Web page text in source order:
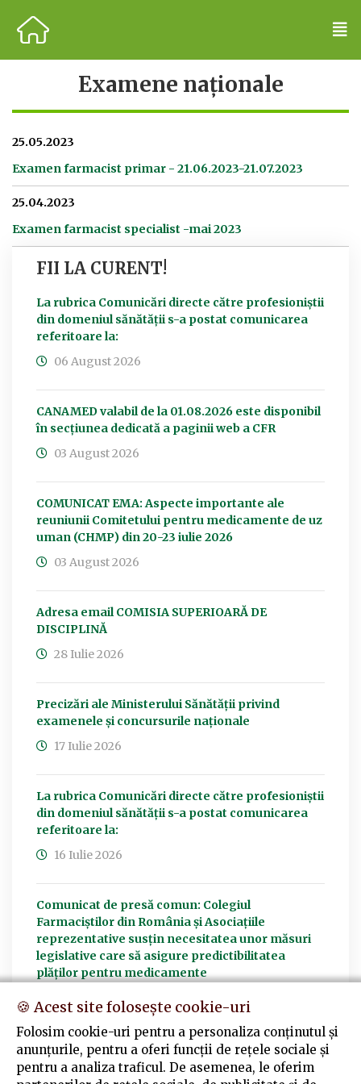
Examene naționale
25.05.2023
Examen farmacist primar - 21.06.2023-21.07.2023
25.04.2023
Examen farmacist specialist -mai 2023
FII LA CURENT!
La rubrica Comunicări directe către profesioniștii
din domeniul sănătății s-a postat comunicarea
referitoare la:
06 August 2026
CANAMED valabil de la 01.08.2026 este disponibil
în secțiunea dedicată a paginii web a CFR
03 August 2026
COMUNICAT EMA: Aspecte importante ale
reuniunii Comitetului pentru medicamente de uz
uman (CHMP) din 20-23 iulie 2026
03 August 2026
Adresa email COMISIA SUPERIOARĂ DE
DISCIPLINĂ
28 Iulie 2026
Precizări ale Ministerului Sănătății privind
examenele și concursurile naționale
17 Iulie 2026
La rubrica Comunicări directe către profesioniștii
din domeniul sănătății s-a postat comunicarea
referitoare la:
16 Iulie 2026
Comunicat de presă comun: Colegiul
Farmaciștilor din România și Asociațiile
reprezentative susțin necesitatea unor măsuri
legislative care să asigure predictibilitatea
plăților pentru medicamente
15 Iulie 2026
ACTUALIZĂRI ȘI NOUTĂȚI LEGISLATIVE
07 Iulie 2026
🍪 Acest site folosește cookie-uri
Folosim cookie-uri pentru a personaliza conținutul și
anunțurile, pentru a oferi funcții de rețele sociale și
pentru a analiza traficul. De asemenea, le oferim